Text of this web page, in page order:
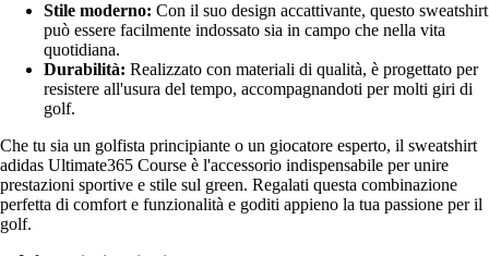
Stile moderno: Con il suo design accattivante, questo sweatshirt
può essere facilmente indossato sia in campo che nella vita
quotidiana.
Durabilità: Realizzato con materiali di qualità, è progettato per
resistere all'usura del tempo, accompagnandoti per molti giri di
golf.
Che tu sia un golfista principiante o un giocatore esperto, il sweatshirt
adidas Ultimate365 Course è l'accessorio indispensabile per unire
prestazioni sportive e stile sul green. Regalati questa combinazione
perfetta di comfort e funzionalità e goditi appieno la tua passione per il
golf.